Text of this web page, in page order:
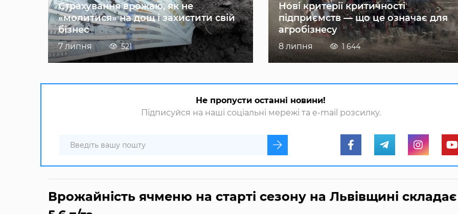
Страхування врожаю, як не
«молитися» на дощ і захистити свій
бізнес
7 липня 521
Нові критерії критичності
підприємств — що це означає для
агробізнесу
8 липня 1 644
Не пропусти останні новини!
Підписуйся на наші соціальні мережі та e-mail розсилку.
Врожайність ячменю на старті сезону на Львівщині складає